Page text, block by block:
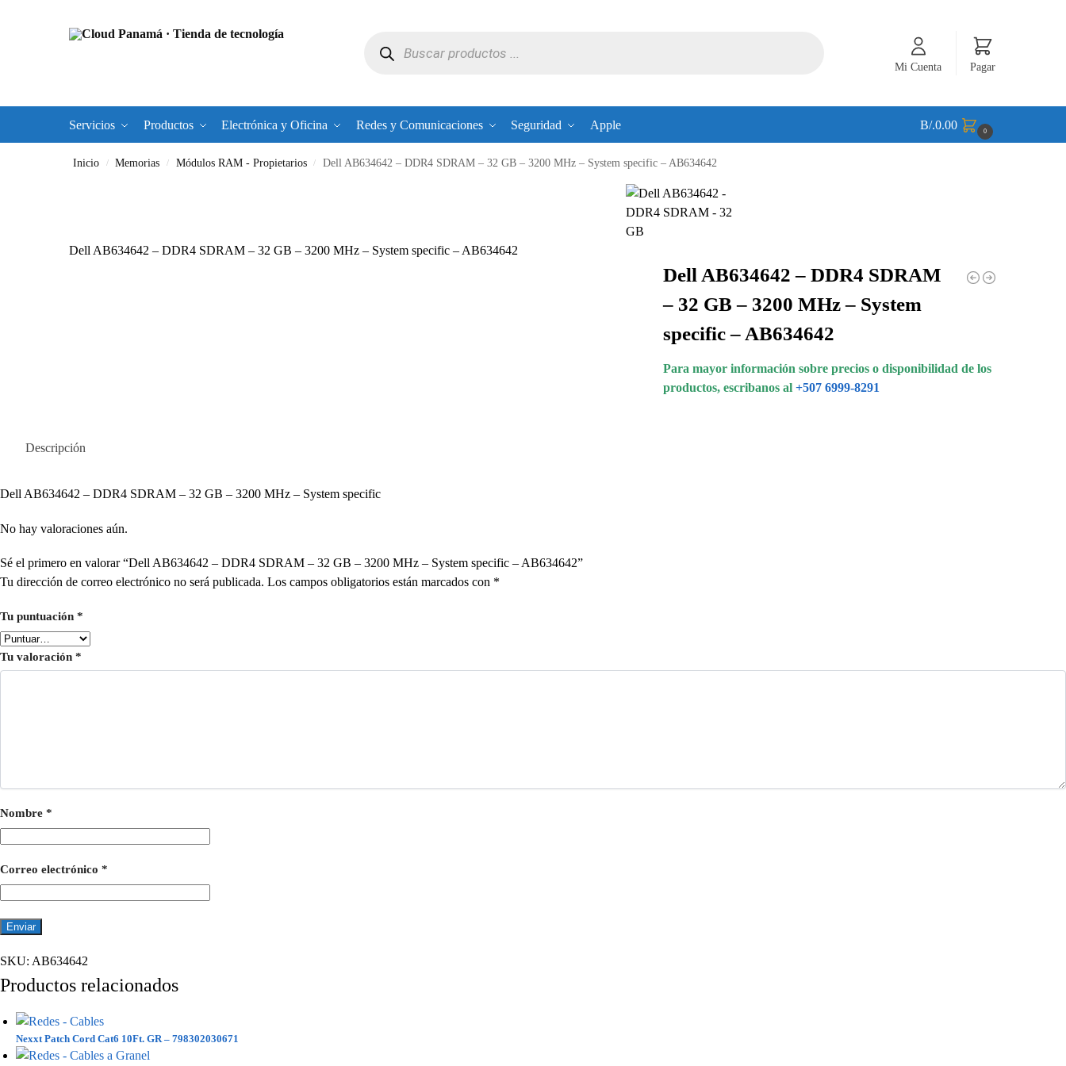
Mi Cuenta Pagar
Servicios Productos Electrónica y Oficina Redes y Comunicaciones Seguridad Apple B/.0.00 0
Inicio / Memorias / Módulos RAM - Propietarios / Dell AB634642 – DDR4 SDRAM – 32 GB – 3200 MHz – System specific – AB634642
Dell AB634642 – DDR4 SDRAM – 32 GB – 3200 MHz – System specific – AB634642
Dell AB634642 – DDR4 SDRAM
– 32 GB – 3200 MHz – System
specific – AB634642
Para mayor información sobre precios o disponibilidad de los
productos, escribanos al +507 6999-8291
Descripción
Dell AB634642 – DDR4 SDRAM – 32 GB – 3200 MHz – System specific
No hay valoraciones aún.
Sé el primero en valorar “Dell AB634642 – DDR4 SDRAM – 32 GB – 3200 MHz – System specific – AB634642”
Tu dirección de correo electrónico no será publicada. Los campos obligatorios están marcados con *
Tu puntuación *
Tu valoración *
Nombre *
Correo electrónico *
SKU: AB634642
Productos relacionados
Nexxt Patch Cord Cat6 10Ft. GR – 798302030671